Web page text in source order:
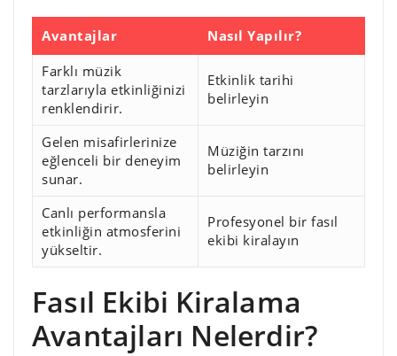
Avantajlar
Nasıl Yapılır?
Farklı müzik
tarzlarıyla etkinliğinizi
renklendirir.
Etkinlik tarihi
belirleyin
Gelen misafirlerinize
eğlenceli bir deneyim
sunar.
Müziğin tarzını
belirleyin
Canlı performansla
etkinliğin atmosferini
yükseltir.
Profesyonel bir fasıl
ekibi kiralayın
Fasıl Ekibi Kiralama
Avantajları Nelerdir?